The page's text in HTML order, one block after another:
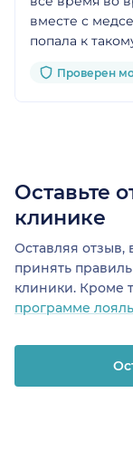
вместе с
попала к
Проверен
Оставьте
клинике
Оставляя отзыв,
принять
клиники. Кроме
программе